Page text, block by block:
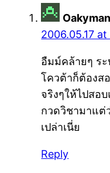
Oakyman
2006.05.17
อืมม์คล้ายๆ ระ
โควต้าก็ต้องส
จริงๆให้ไปสอ
กวดวิชามาแต่
เปล่าเนี่ย
Reply